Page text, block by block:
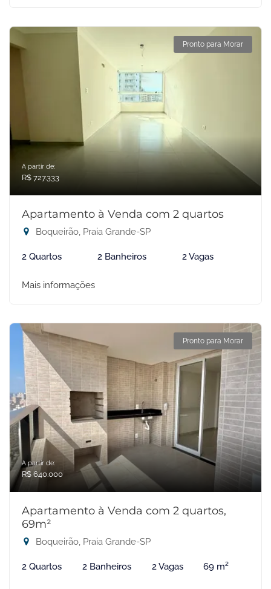
Pronto para Morar
A partir de:
R$ 727.333
Apartamento à Venda com 2 quartos
Boqueirão, Praia Grande-SP
2 Quartos 2 Banheiros 2 Vagas
Mais informações
Pronto para Morar
A partir de:
R$ 640.000
Apartamento à Venda com 2 quartos,
69m²
Boqueirão, Praia Grande-SP
2 Quartos 2 Banheiros 2 Vagas 69 m²